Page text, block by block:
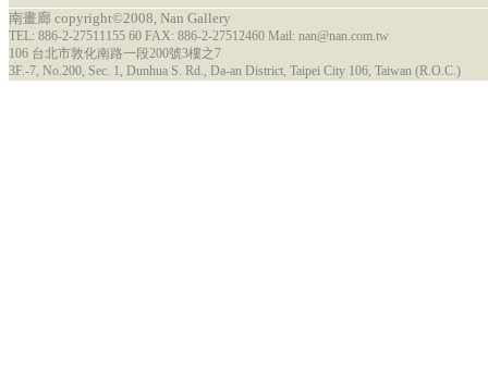
南畫廊 copyright©2008, Nan Gallery
TEL: 886-2-27511155 60 FAX: 886-2-27512460 Mail: nan@nan.com.tw
106 台北市敦化南路一段200號3樓之7
3F.-7, No.200, Sec. 1, Dunhua S. Rd., Da-an District, Taipei City 106, Taiwan (R.O.C.)